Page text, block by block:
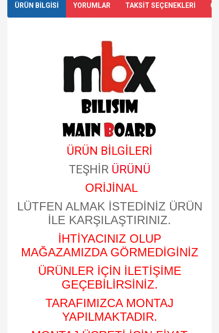
ÜRÜN BİLGİSİ YORUMLAR TAKSİT SEÇENEKLERİ
ÜRÜN BİLGİLERİ
TEŞHİR ÜRÜNÜ
ORİJİNAL
LÜTFEN ALMAK İSTEDİNİZ ÜRÜN
İLE KARŞILAŞTIRINIZ.
İHTİYACINIZ OLUP
MAĞAZAMIZDA GÖRMEDİGİNİZ
ÜRÜNLER İÇİN İLETİŞİME
GEÇEBİLİRSİNİZ.
TARAFIMIZCA MONTAJ
YAPILMAKTADIR.